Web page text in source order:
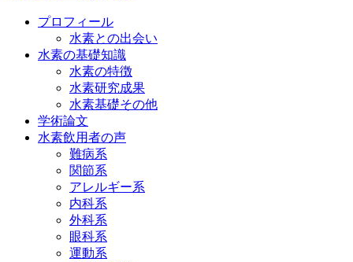
プロフィール
水素との出会い
水素の基礎知識
水素の特徴
水素研究成果
水素基礎その他
学術論文
水素飲用者の声
難病系
関節系
アレルギー系
内科系
外科系
眼科系
運動系